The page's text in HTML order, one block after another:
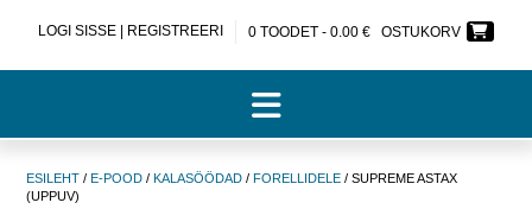
LOGI SISSE | REGISTREERI 0 TOODET - 0.00 € OSTUKORV
ESILEHT / E-POOD / KALASÖÖDAD / FORELLIDELE / SUPREME ASTAX
(UPPUV)